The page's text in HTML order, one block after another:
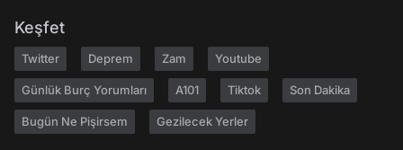
Keşfet
Twitter Deprem Zam Youtube
Günlük Burç Yorumları A101 Tiktok Son Dakika
Bugün Ne Pişirsem Gezilecek Yerler